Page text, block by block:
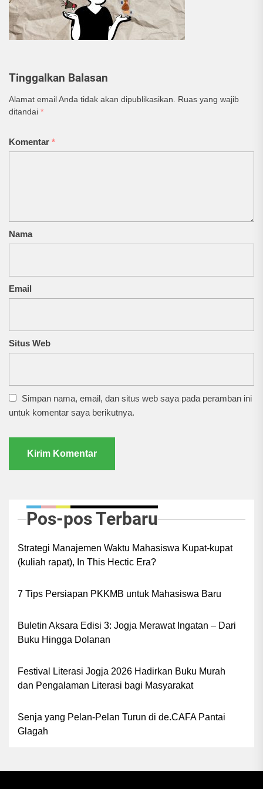
Tinggalkan Balasan
Alamat email Anda tidak akan dipublikasikan.
Ruas yang wajib
ditandai *
Komentar *
Nama
Email
Situs Web
Simpan nama, email, dan situs web saya pada peramban ini
untuk komentar saya berikutnya.
Pos-pos Terbaru
Strategi Manajemen Waktu Mahasiswa Kupat-kupat
(kuliah rapat), In This Hectic Era?
7 Tips Persiapan PKKMB untuk Mahasiswa Baru
Buletin Aksara Edisi 3: Jogja Merawat Ingatan – Dari
Buku Hingga Dolanan
Festival Literasi Jogja 2026 Hadirkan Buku Murah
dan Pengalaman Literasi bagi Masyarakat
Senja yang Pelan-Pelan Turun di de.CAFA Pantai
Glagah